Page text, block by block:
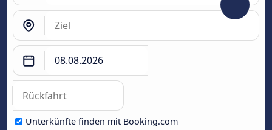
Unterkünfte finden mit Booking.com